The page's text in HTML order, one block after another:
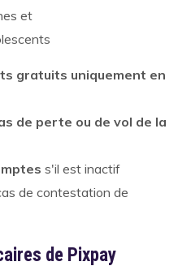
gratuits uniquement en
de perte ou de vol de la
s'il est inactif
de contestation de
de Pixpay